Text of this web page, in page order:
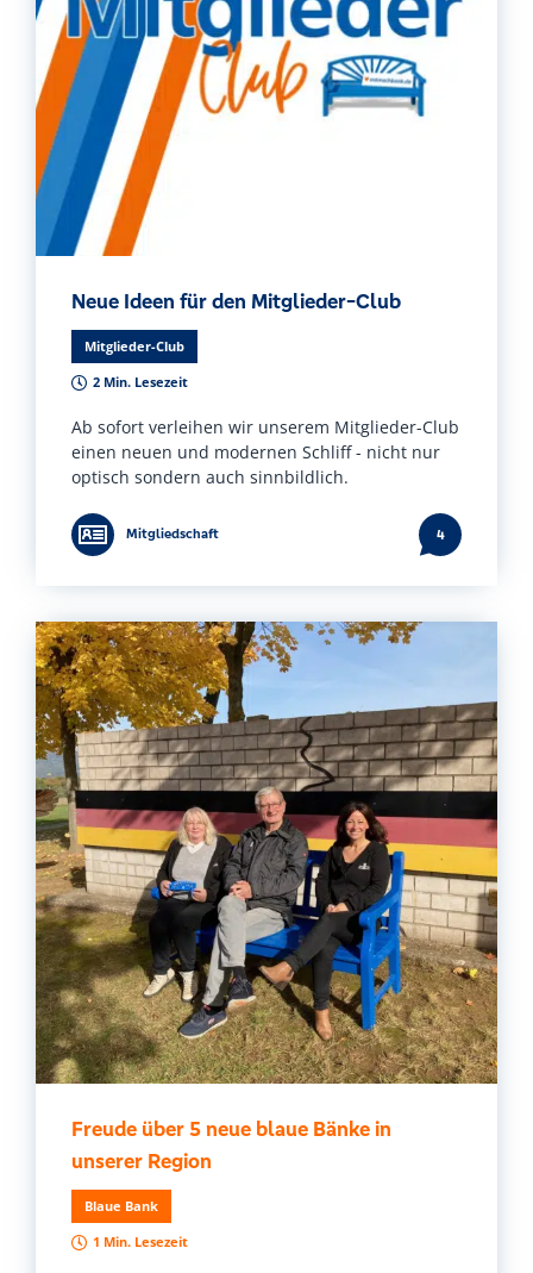
Neue Ideen für den Mitglieder-Club
Mitglieder-Club
2 Min. Lesezeit
Ab sofort verleihen wir unserem Mitglieder-Club
einen neuen und modernen Schliff - nicht nur
optisch sondern auch sinnbildlich.
Mitgliedschaft 4
Freude über 5 neue blaue Bänke in
unserer Region
Blaue Bank
1 Min. Lesezeit